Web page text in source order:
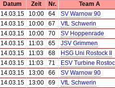
Datum Zeit Nr. Team A
14.03.15
10:00 64 SV Warnow 90
14.03.15
10:00 67 VfL Schwerin
14.03.15
10:00 70 SV Hoppenrade
14.03.15
11:03 65 JSV Grimmen
14.03.15
11:03 68 HSG Uni Rostock II
14.03.15
11:03 71 ESV Turbine
14.03.15
13:00 66 SV Warnow 90
14.03.15
13:00 69 VfL Schwerin